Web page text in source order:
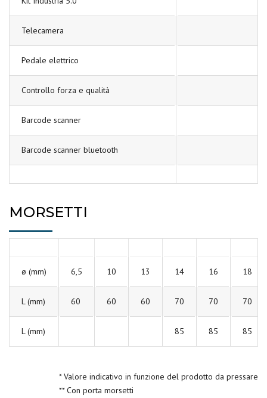
Telecamera
Pedale elettrico
Controllo forza e qualità
Barcode scanner
Barcode scanner bluetooth
MORSETTI
ø (mm) 6,5 10 13 14 16 18
L (mm) 60 60 60 70 70 70
L (mm) 85 85 85
* Valore indicativo in funzione del prodotto da pressare
** Con porta morsetti